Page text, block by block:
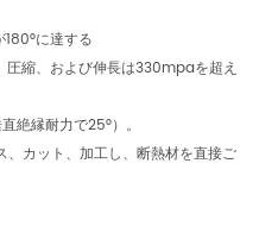
に達する
圧縮、および伸長は330mpaを超え
絶縁耐力で25°）。
カット、加工し、断熱材を直接ご